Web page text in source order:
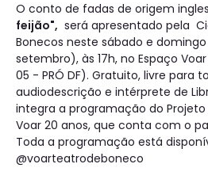
O conto de fadas de origem
feijão", será apresentado pela
Bonecos neste sábado e
setembro), às 17h, no Espaço
05 - PRÓ DF). Gratuito, livre para
audiodescrição e intérprete de
integra a programação do
Voar 20 anos, que conta com o
Toda a programação está
@voarteatrodeboneco